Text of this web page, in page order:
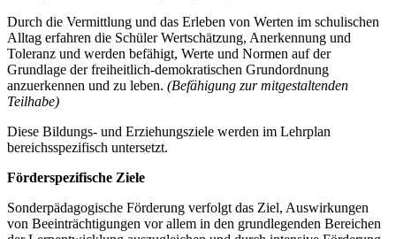
Durch die Vermittlung und das Erleben von Werten im schulischen
Alltag erfahren die Schüler Wertschätzung, Anerkennung und
Toleranz und werden befähigt, Werte und Normen auf der
Grundlage der freiheitlich-demokratischen Grundordnung
anzuerkennen und zu leben. (Befähigung zur mitgestaltenden
Teilhabe)
Diese Bildungs- und Erziehungsziele werden im Lehrplan
bereichsspezifisch untersetzt.
Förderspezifische Ziele
Sonderpädagogische Förderung verfolgt das Ziel, Auswirkungen
von Beeinträchtigungen vor allem in den grundlegenden Bereichen